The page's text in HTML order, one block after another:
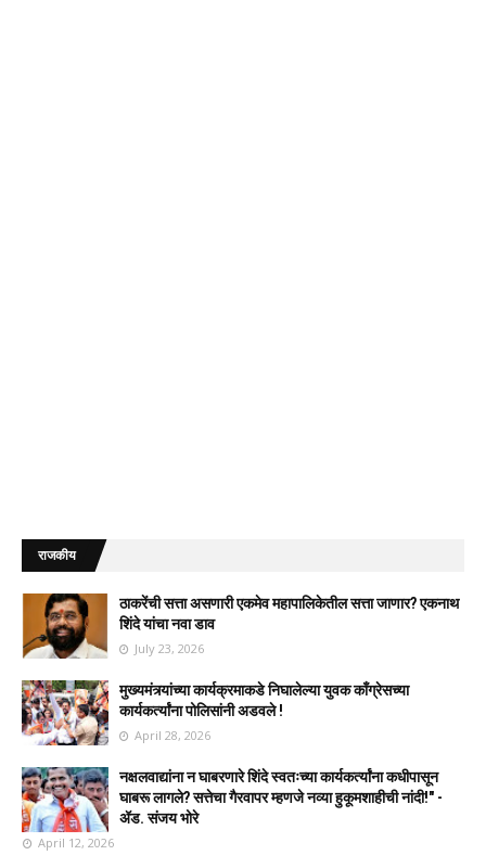
राजकीय
ठाकरेंची सत्ता असणारी एकमेव महापालिकेतील सत्ता जाणार? एकनाथ
शिंदे यांचा नवा डाव
July 23, 2026
मुख्यमंत्र्यांच्या कार्यक्रमाकडे निघालेल्या युवक काँग्रेसच्या
कार्यकर्त्यांना पोलिसांनी अडवले !
April 28, 2026
नक्षलवाद्यांना न घाबरणारे शिंदे स्वतःच्या कार्यकर्त्यांना कधीपासून
घाबरू लागले? सत्तेचा गैरवापर म्हणजे नव्या हुकूमशाहीची नांदी!" -
ॲड. संजय भोरे
April 12, 2026